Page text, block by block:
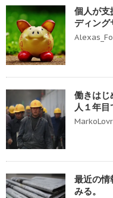
個人が支
ディング
働きはじ
人１年
最近の情
みる。